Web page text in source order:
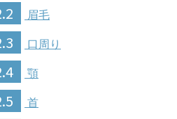
眉毛
口周り
顎
首